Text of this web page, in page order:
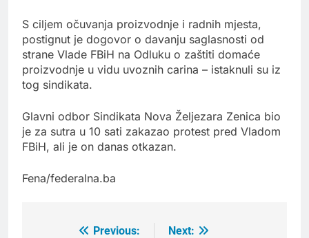
S ciljem očuvanja proizvodnje i radnih mjesta,
postignut je dogovor o davanju saglasnosti od
strane Vlade FBiH na Odluku o zaštiti domaće
proizvodnje u vidu uvoznih carina – istaknuli su iz
tog sindikata.
Glavni odbor Sindikata Nova Željezara Zenica bio
je za sutra u 10 sati zakazao protest pred Vladom
FBiH, ali je on danas otkazan.
Fena/federalna.ba
Previous:
Next: